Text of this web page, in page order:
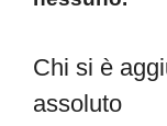
Chi si è
assoluto